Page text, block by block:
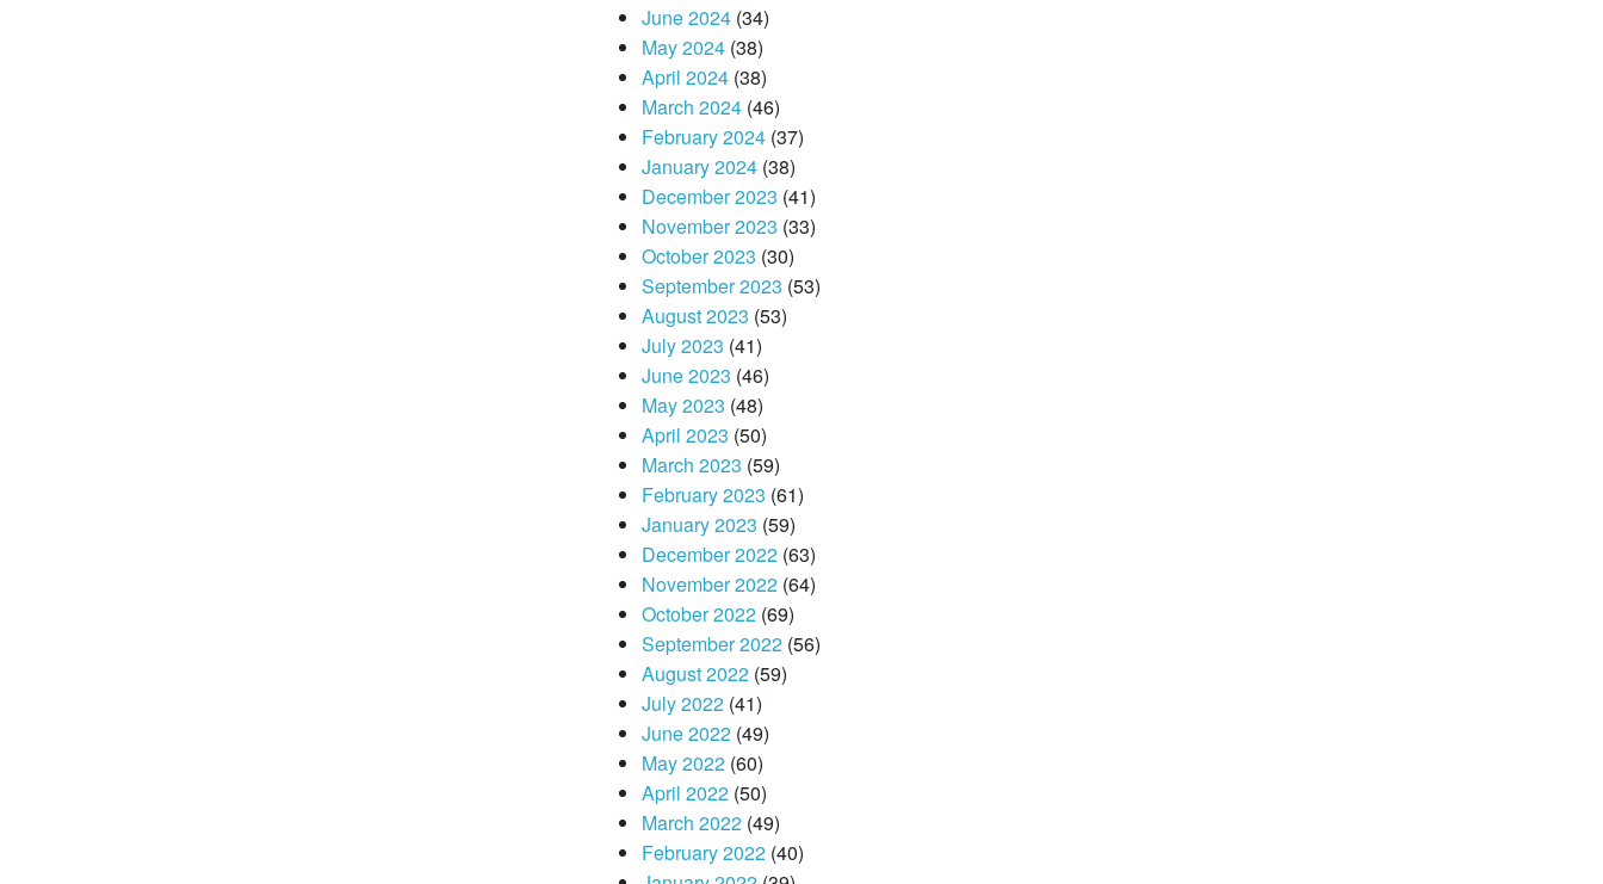
June 2024(34)
May 2024(38)
April 2024(38)
March 2024(46)
February 2024(37)
January 2024(38)
December 2023 (41)
November 2023 (33)
October 2023 (30)
September 2023 (53)
August 2023 (53)
July 2023 (41)
June 2023 (46)
May 2023 (48)
April 2023 (50)
March 2023 (59)
February 2023 (61)
January 2023 (59)
December 2022(63)
November 2022(64)
October 2022(69)
September 2022(56)
August 2022(59)
July 2022(41)
June 2022(49)
May 2022(60)
April 2022(50)
March 2022(49)
February 2022(40)